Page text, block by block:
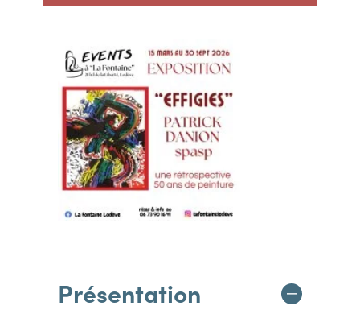
Présentation